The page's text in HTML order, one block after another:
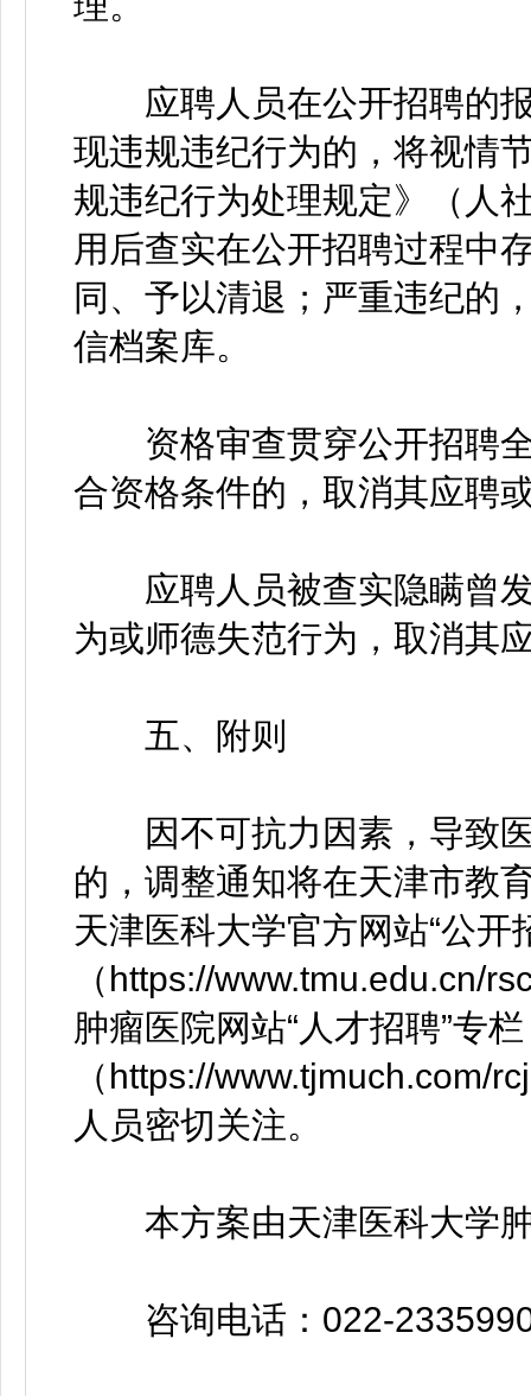
应聘人员在公开招聘的报
现违规违纪行为的，将视情
规违纪行为处理规定》（人
用后查实在公开招聘过程中
同、予以清退；严重违纪的
信档案库。
资格审查贯穿公开招聘全
合资格条件的，取消其应聘
应聘人员被查实隐瞒曾发
为或师德失范行为，取消其
五、附则
因不可抗力因素，导致医
的，调整通知将在天津市教
天津医科大学官方网站“公开
（https://www.tmu.edu.cn/
肿瘤医院网站“人才招聘”专栏
（https://www.tjmuch.com/
人员密切关注。
本方案由天津医科大学肿
咨询电话：022-